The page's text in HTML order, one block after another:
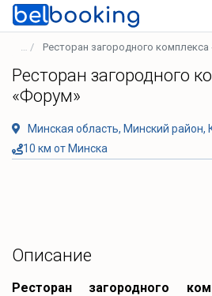
Ресторан загородного
Ресторан загородного
«Форум»
Минская область, Минский район,
10 км от Минска
Описание
Ресторан загородного